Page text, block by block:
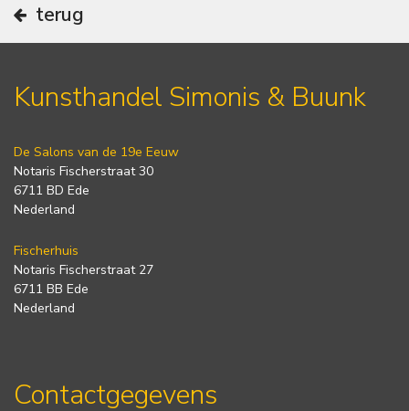
terug
Kunsthandel Simonis & Buunk
De Salons van de 19e Eeuw
Notaris Fischerstraat 30
6711 BD Ede
Nederland
Fischerhuis
Notaris Fischerstraat 27
6711 BB Ede
Nederland
Contactgegevens